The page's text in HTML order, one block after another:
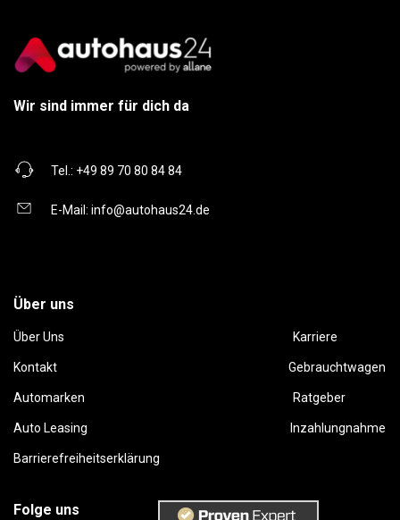
Wir sind immer für dich da
Tel.: +49 89 70 80 84 84
E-Mail: info@autohaus24.de
Über uns
Über Uns Karriere
Kontakt Gebrauchtwagen
Automarken Ratgeber
Auto Leasing Inzahlungnahme
Barrierefreiheitserklärung
Folge uns